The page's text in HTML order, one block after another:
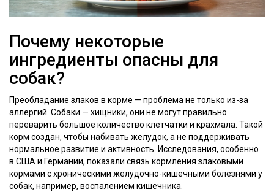
Почему некоторые
ингредиенты опасны для
собак?
Преобладание злаков в корме — проблема не только из-за
аллергий. Собаки — хищники, они не могут правильно
переварить большое количество клетчатки и крахмала. Такой
корм создан, чтобы набивать желудок, а не поддерживать
нормальное развитие и активность. Исследования, особенно
в США и Германии, показали связь кормления злаковыми
кормами с хроническими желудочно-кишечными болезнями у
собак, например, воспалением кишечника.